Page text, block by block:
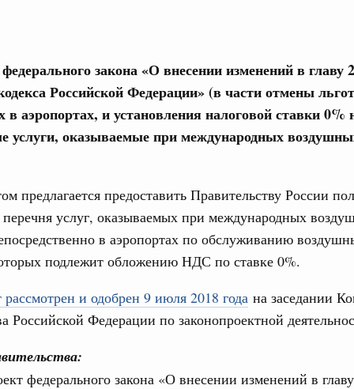
закона «О внесении изменений в главу
Российской Федерации» (в части отмены
аэропортах, и установления налоговой ставки 0%
услуги, оказываемые при международных
предлагается предоставить Правительству России
услуг, оказываемых при международных
в аэропортах по обслуживанию
подлежит обложению НДС по ставке 0%.
рассмотрен и одобрен 9 июля 2018 года на заседании
Российской Федерации по законопроектной
федерального закона «О внесении изменений в
и администрирования, развитие электронной торговли,
безопасности, цифровизация грузовых
перевозок, формирование общего финансового
Интеграция на пространстве СНГ
встрече Президента Киргизии Садыра
заседания Евразийского
комиссии по
объектов федерального значения
заказчика»